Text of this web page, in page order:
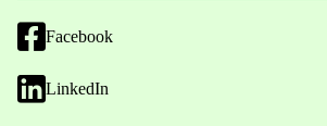
Facebook
LinkedIn